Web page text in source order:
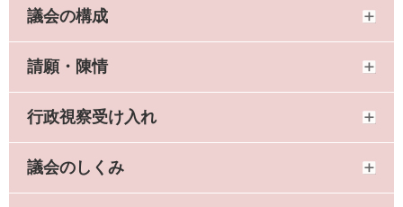
議会の構成
請願・陳情
行政視察受け入れ
議会のしくみ